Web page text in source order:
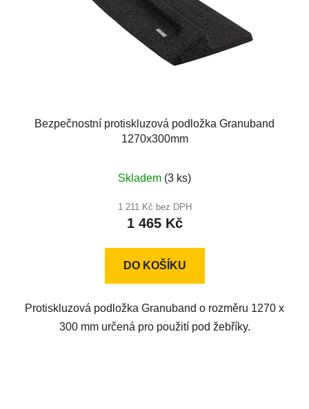
Bezpečnostní protiskluzová podložka Granuband
1270x300mm
Skladem (3 ks)
1 211 Kč bez DPH
1 465 Kč
DO KOŠÍKU
Protiskluzová podložka Granuband o rozměru 1270 x
300 mm určená pro použití pod žebříky.